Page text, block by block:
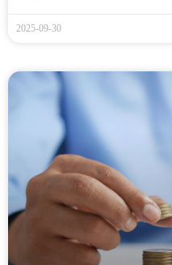
2025-09-30